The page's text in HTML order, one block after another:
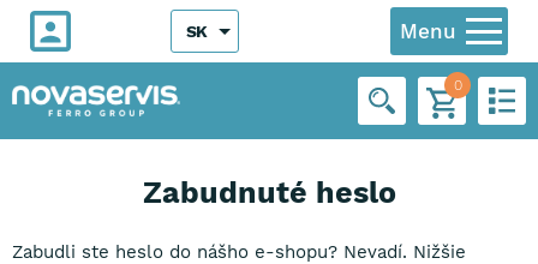
Menu
SK
0
Zabudnuté heslo
Zabudli ste heslo do nášho e-shopu? Nevadí. Nižšie